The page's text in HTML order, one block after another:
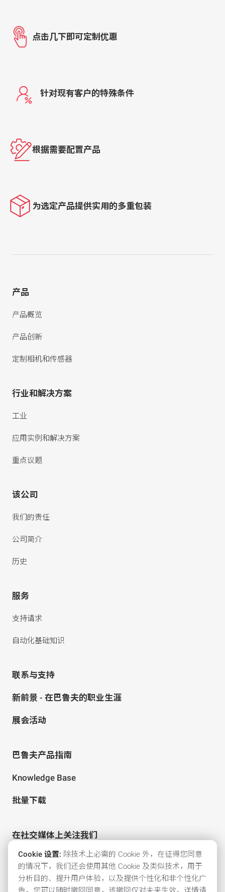
点击几下即可定制优惠
针对现有客户的特殊条件
根据需要配置产品
为选定产品提供实用的多重包装
产品
产品概览
产品创新
定制相机和传感器
行业和解决方案
工业
应用实例和解决方案
重点议题
该公司
我们的责任
公司简介
历史
服务
支持请求
自动化基础知识
联系与支持
新前景 - 在巴鲁夫的职业生涯
展会活动
巴鲁夫产品指南
Knowledge Base
批量下载
在社交媒体上关注我们
Cookie 设置: 除技术上必需的 Cookie 外，在征得您同意
的情况下，我们还会使用其他 Cookie 及类似技术，用于
分析目的、提升用户体验，以及提供个性化和非个性化广